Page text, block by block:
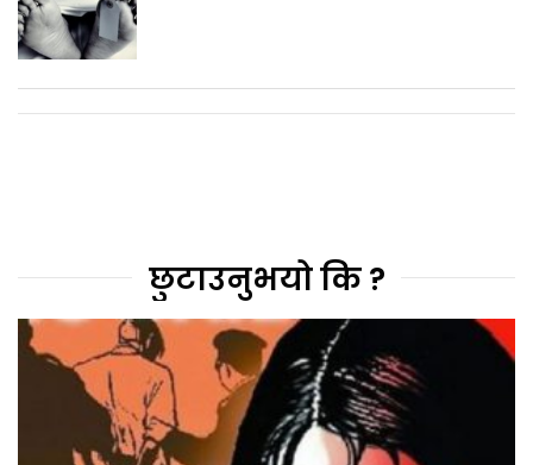
छुटाउनुभयो कि ?